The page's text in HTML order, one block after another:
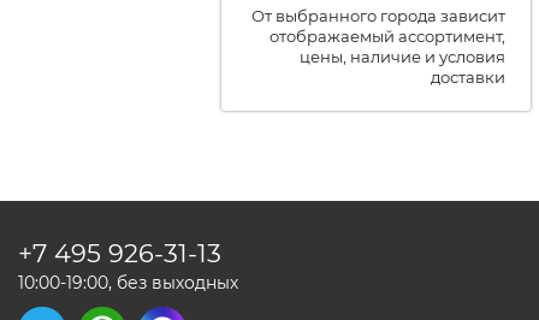
От выбранного города зависит
отображаемый ассортимент,
цены, наличие и условия
доставки
+7 495 926-31-13
10:00-19:00, без выходных